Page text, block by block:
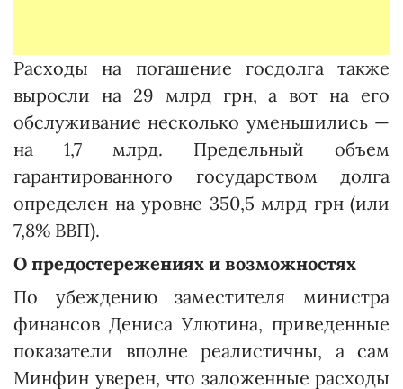
Расходы на погашение госдолга также
выросли на 29 млрд грн, а вот на его
обслуживание несколько уменьшились —
на 1,7 млрд. Предельный объем
гарантированного государством долга
определен на уровне 350,5 млрд грн (или
7,8% ВВП).
О предостережениях и возможностях
По убеждению заместителя министра
финансов Дениса Улютина, приведенные
показатели вполне реалистичны, а сам
Минфин уверен, что заложенные расходы